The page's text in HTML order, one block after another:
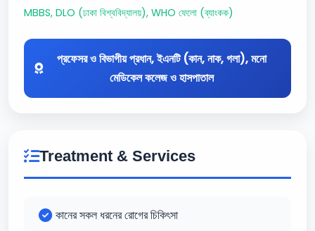
MBBS, DLO (ঢাকা বিশ্ববিদ্যালয়), WHO ফেলো (ব্যাংকক)
প্রফেসর ও বিভাগীয় প্রধান, ইএনটি (কান, নাক, গলা), মনো
মেডিকেল কলেজ ও হাসপাতাল
Treatment & Services
কানের সকল ধরনের রোগের চিকিৎসা